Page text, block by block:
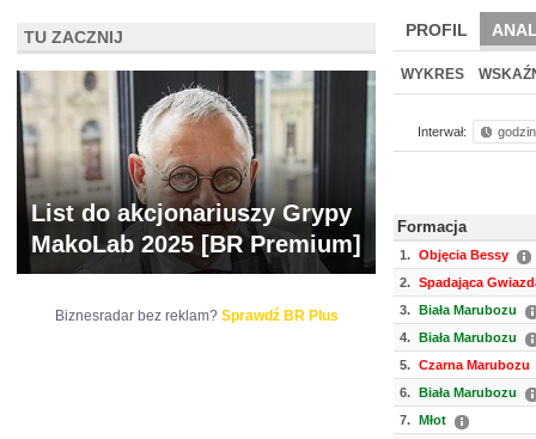
PROFIL
BR LAB
WYKRES
Interwał:
Formacja
1. Objęcia Bessy
2. Spadająca
3. Biała Marubozu
4. Biała Marubozu
5. Czarna Marubozu
6. Biała Marubozu
7. Młot
TU ZACZNIJ
List do akcjonariuszy Grypy
MakoLab 2025 [BR Premium]
Biznesradar bez reklam? Sprawdź BR Plus